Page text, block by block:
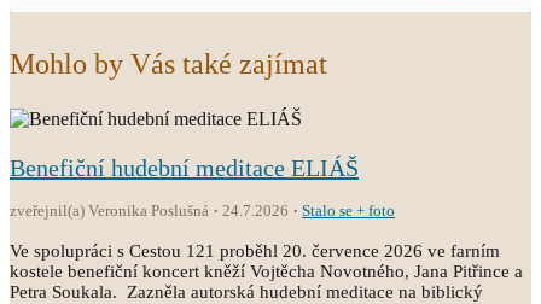
Mohlo by Vás také zajímat
Benefiční hudební meditace ELIÁŠ
zveřejnil(a) Veronika Poslušná 24.7.2026 Stalo se + foto
Ve spolupráci s Cestou 121 proběhl 20. července 2026 ve farním
kostele benefiční koncert kněží Vojtěcha Novotného, Jana Pitřince a
Petra Soukala. Zazněla autorská hudební meditace na biblický